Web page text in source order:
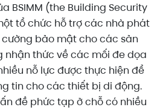
BSIMM (the Building Security
tổ chức hỗ trợ các nhà phát
bảo mật cho các sản
nhận thức về các mối đe dọa
nỗ lực được thực hiện để
tin cho các thiết bị di động.
đề phức tạp ở chỗ có nhiều